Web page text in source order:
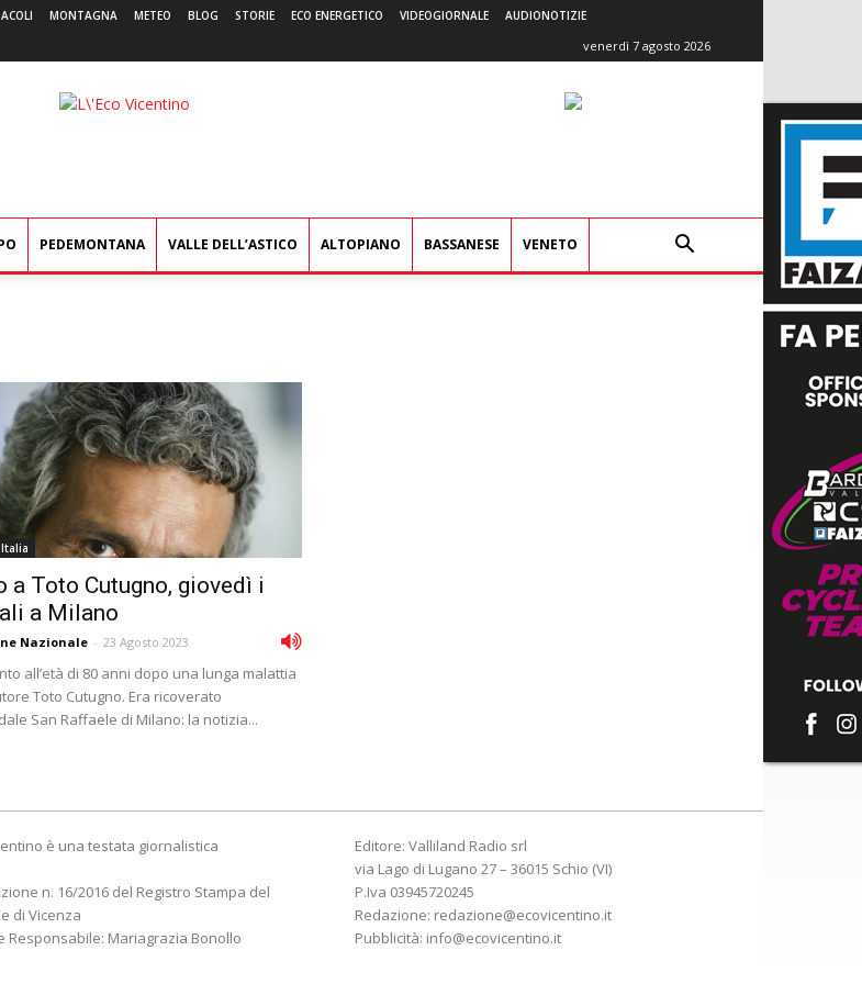
MONTAGNA METEO BLOG STORIE ECO ENERGETICO VIDEOGIORNALE AUDIONOTIZIE
venerdì 7 agosto 2026
L'Eco
PEDEMONTANA VALLE DELL’ASTICO ALTOPIANO BASSANESE VENETO
a Toto Cutugno, giovedì i
a Milano
Nazionale - 23 Agosto 2023
all’età di 80 anni dopo una lunga malattia
Toto Cutugno. Era ricoverato
San Raffaele di Milano: la notizia...
è una testata giornalistica
n. 16/2016 del Registro Stampa del
di Vicenza
Responsabile: Mariagrazia Bonollo
Editore: Valliland Radio srl
via Lago di Lugano 27 – 36015 Schio (VI)
P.Iva 03945720245
Redazione: redazione@ecovicentino.it
Pubblicità: info@ecovicentino.it